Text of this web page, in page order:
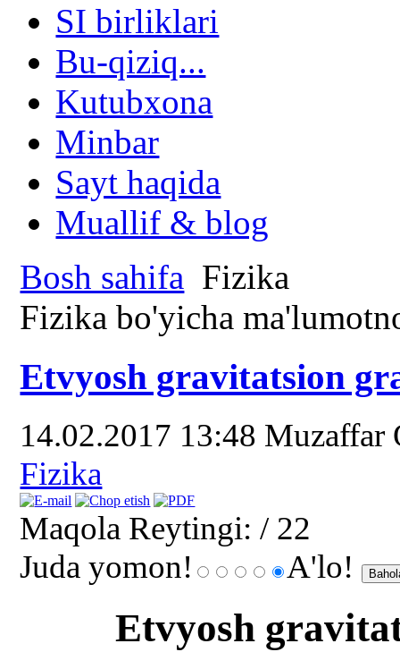
SI birliklari
Bu-qiziq...
Kutubxona
Minbar
Sayt haqida
Muallif & blog
Bosh sahifa Fizika
Fizika bo'yicha
Etvyosh gravitatsion
14.02.2017 13:48 Muzaffar
Fizika
Maqola Reytingi: / 22
Juda yomon!
A'lo!
Etvyosh